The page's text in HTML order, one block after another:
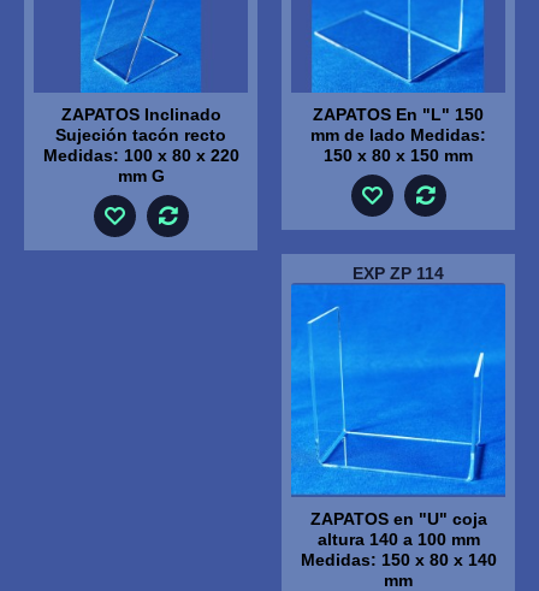
ZAPATOS Inclinado
Sujeción tacón recto
Medidas: 100 x 80 x 220
mm G
ZAPATOS En "L" 150
mm de lado Medidas:
150 x 80 x 150 mm
EXP ZP 114
ZAPATOS en "U" coja
altura 140 a 100 mm
Medidas: 150 x 80 x 140
mm